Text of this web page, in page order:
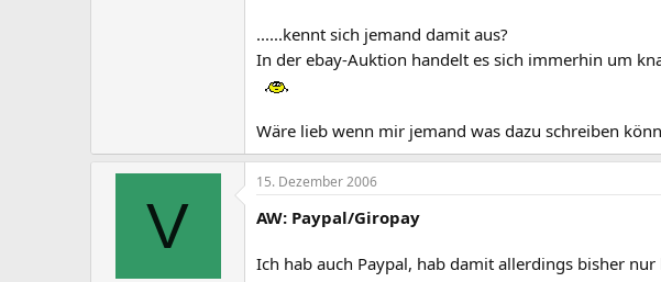
......kennt sich jemand damit aus?
In der ebay-Auktion handelt es sich immerhin um
Wäre lieb wenn mir jemand was dazu schreiben
V
15. Dezember 2006
AW: Paypal/Giropay
Ich hab auch Paypal, hab damit allerdings bisher nur